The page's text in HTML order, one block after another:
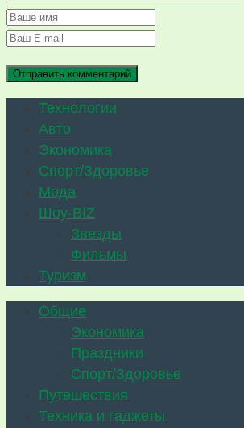
Технологии
Авто
Экономика
Спорт/Здоровье
Мода
Шоу-BIZ
Звезды
Фильмы
Туризм
Общие
Экономика
Праздники
Спорт/Здоровье
Путешествия
Техника и гаджеты